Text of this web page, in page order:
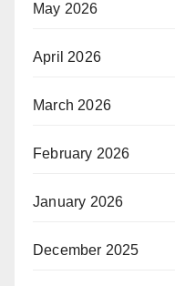
May 2026
April 2026
March 2026
February 2026
January 2026
December 2025